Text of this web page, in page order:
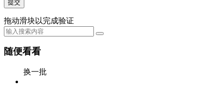
提交
拖动滑块以完成验证
随便看看
换一批